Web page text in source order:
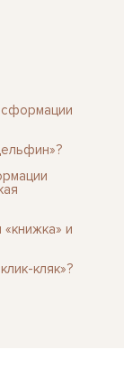
и
кляк»?